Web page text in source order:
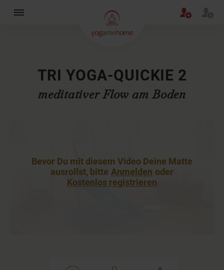
TRI YOGA-QUICKIE 2
meditativer Flow am Boden
Bevor Du mit diesem Video Deine Matte
ausrollst, bitte Anmelden oder
Kostenlos registrieren